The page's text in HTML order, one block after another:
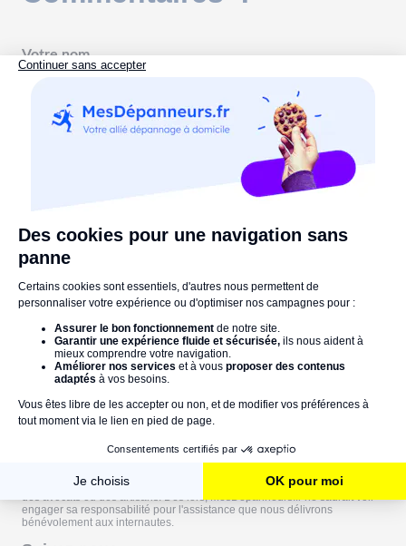
Votre nom
Commenter
délivrer des avis et de petits conseils pratiques afin de vous assister du
mieux possible, dans vos soucis quotidiens. Cependant, chaque situation
remplacer l'avis ou la consultation de professionnels spécialisés tels que
des avocats ou des artisans. Dès lors, MesDépanneurs.fr ne saurait voir
engager sa responsabilité pour l'assistance que nous délivrons
bénévolement aux internautes.